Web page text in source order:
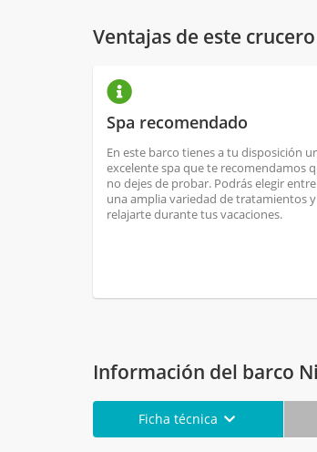
Ventajas de este crucero
Spa recomendado
En este barco tienes a tu disposición
excelente spa que te recomendamos
no dejes de probar. Podrás elegir entre
una amplia variedad de tratamientos y
relajarte durante tus vacaciones.
Información del barco
Ficha técnica